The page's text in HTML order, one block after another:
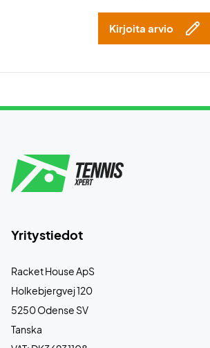
Kirjoita arvio
Yritystiedot
Racket House ApS
Holkebjergvej 120
5250 Odense SV
Tanska